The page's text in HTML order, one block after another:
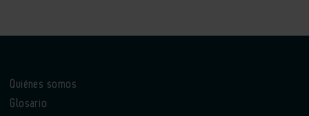
Quiénes somos
Glosario